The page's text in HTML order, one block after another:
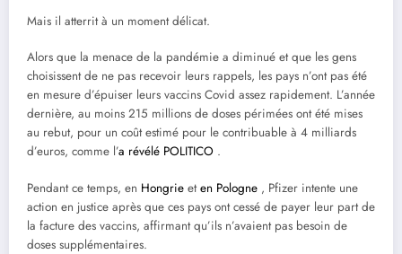
Mais il atterrit à un moment délicat.
Alors que la menace de la pandémie a diminué et que les gens
choisissent de ne pas recevoir leurs rappels, les pays n’ont pas été
en mesure d’épuiser leurs vaccins Covid assez rapidement. L’année
dernière, au moins 215 millions de doses périmées ont été mises
au rebut, pour un coût estimé pour le contribuable à 4 milliards
d’euros, comme l’a révélé POLITICO .
Pendant ce temps, en Hongrie eten Pologne , Pfizer intente une
action en justice après que ces pays ont cessé de payer leur part de
la facture des vaccins, affirmant qu’ils n’avaient pas besoin de
doses supplémentaires.